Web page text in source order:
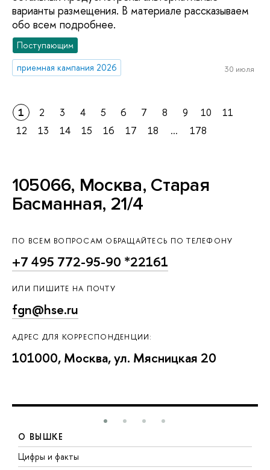
варианты размещения. В материале рассказываем
обо всем подробнее.
Поступающим
приемная кампания 2026
30 июля
1 2 3 4 5 6 7 8 9 10
11
12
13 14 15 16 17 18 ... 178
105066, Москва, Старая
Басманная, 21/4
ПО ВСЕМ ВОПРОСАМ ОБРАЩАЙТЕСЬ ПО ТЕЛЕФОНУ
+7 495 772-95-90 *22161
ИЛИ ПИШИТЕ НА ПОЧТУ
fgn@hse.ru
АДРЕС ДЛЯ КОРРЕСПОНДЕНЦИИ:
101000, Москва, ул. Мясницкая 20
О ВЫШКЕ
Цифры и факты